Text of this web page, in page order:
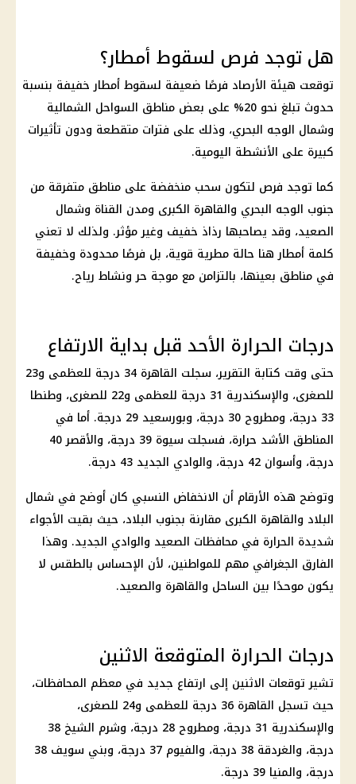
هل توجد فرص لسقوط أمطار؟
توقعت هيئة الأرصاد فرصًا ضعيفة لسقوط أمطار خفيفة بنسبة
حدوث تبلغ نحو 20% على بعض مناطق السواحل الشمالية
وشمال الوجه البحري، وذلك على فترات متقطعة ودون تأثيرات
كبيرة على الأنشطة اليومية.
كما توجد فرص لتكون سحب منخفضة على مناطق متفرقة من
جنوب الوجه البحري والقاهرة الكبرى ومدن القناة وشمال
الصعيد، وقد يصاحبها رذاذ خفيف وغير مؤثر. ولذلك لا تعني
كلمة أمطار هنا حالة مطرية قوية، بل فرصًا محدودة وخفيفة
في مناطق بعينها، بالتزامن مع موجة حر ونشاط رياح.
درجات الحرارة الأحد قبل بداية الارتفاع
حتى وقت كتابة التقرير، سجلت القاهرة 34 درجة للعظمى و23
للصغرى، والإسكندرية 31 درجة للعظمى و22 للصغرى، وطنطا
33 درجة، ومطروح 30 درجة، وبورسعيد 29 درجة. أما في
المناطق الأشد حرارة، فسجلت سيوة 39 درجة، والأقصر 40
درجة، وأسوان 42 درجة، والوادي الجديد 43 درجة.
وتوضح هذه الأرقام أن الانخفاض النسبي كان أوضح في شمال
البلاد والقاهرة الكبرى مقارنة بجنوب البلاد، حيث بقيت الأجواء
شديدة الحرارة في محافظات الصعيد والوادي الجديد. وهذا
الفارق الجغرافي مهم للمواطنين، لأن الإحساس بالطقس لا
يكون موحدًا بين الساحل والقاهرة والصعيد.
درجات الحرارة المتوقعة الاثنين
تشير توقعات الاثنين إلى ارتفاع جديد في معظم المحافظات،
حيث تسجل القاهرة 36 درجة للعظمى و24 للصغرى،
والإسكندرية 31 درجة، ومطروح 28 درجة، وشرم الشيخ 38
درجة، والغردقة 38 درجة، والفيوم 37 درجة، وبني سويف 38
درجة، والمنيا 39 درجة.